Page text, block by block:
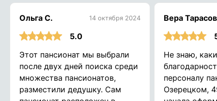
Ольга С. 14 октября 2024
5.0
Этот пансионат мы выбрали
после двух дней поиска среди
множества пансионатов,
разместили дедушку. Сам
Вера
Не знаю,
персоналу
Озерецком,